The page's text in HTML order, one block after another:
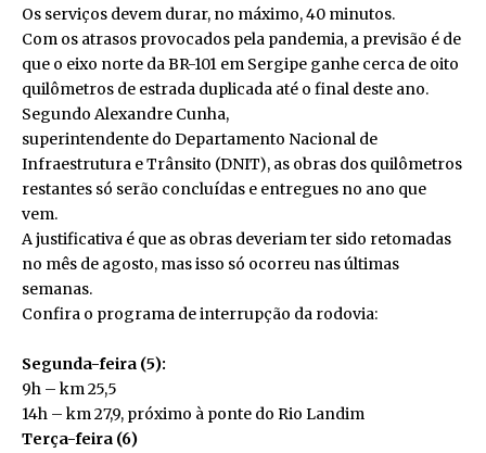
Os serviços devem durar, no máximo, 40 minutos.
Com os atrasos provocados pela pandemia, a previsão é de
que o eixo norte da BR-101 em Sergipe ganhe cerca de oito
quilômetros de estrada duplicada até o final deste ano.
Segundo Alexandre Cunha,
superintendente do Departamento Nacional de
Infraestrutura e Trânsito (DNIT), as obras dos quilômetros
restantes só serão concluídas e entregues no ano que
vem.
A justificativa é que as obras deveriam ter sido retomadas
no mês de agosto, mas isso só ocorreu nas últimas
semanas.
Confira o programa de interrupção da rodovia:
Segunda-feira (5):
9h – km 25,5
14h – km 27,9, próximo à ponte do Rio Landim
Terça-feira (6)